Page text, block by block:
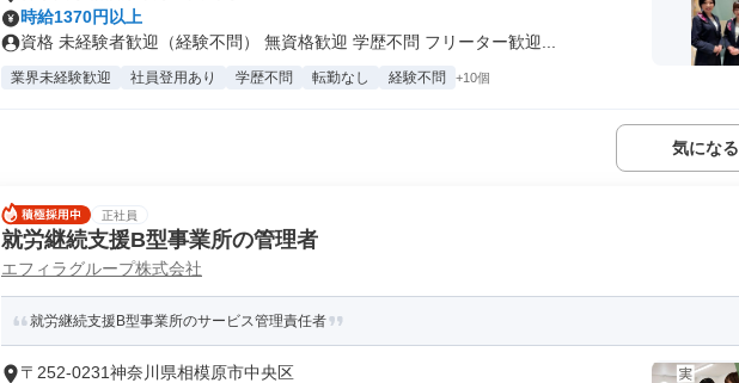
時給1370円以上
資格 未経験者歓迎（経験不問） 無資格歓迎 学歴不問 フリーター歓迎...
業界未経験歓迎 社員登用あり 学歴不問 転勤なし 経験不問 +10個
気になる
正社員
就労継続支援B型事業所の管理者
エフィラグループ株式会社
就労継続支援B型事業所のサービス管理責任者
〒252-0231神奈川県相模原市中央区